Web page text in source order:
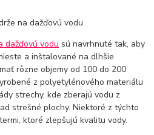
na dažďovú vodu
dažďovú vodu sú navrhnuté tak, aby
a inštalované na dlhšie
rôzne objemy od 100 do 200
z polyetylénového materiálu
strechy, kde zberajú vodu z
strešné plochy. Niektoré z týchto
ktoré zlepšujú kvalitu vody.